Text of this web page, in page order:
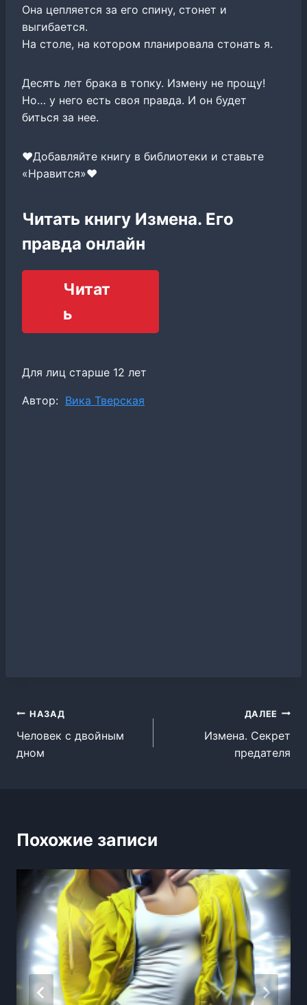
Она цепляется за его спину, стонет и
выгибается.
На столе, на котором планировала стонать я.
Десять лет брака в топку. Измену не прощу!
Но… у него есть своя правда. И он будет
биться за нее.
❤️Добавляйте книгу в библиотеки и ставьте
«Нравится»❤️
Читать книгу Измена. Его
правда онлайн
Читат
ь
Для лиц старше 12 лет
Метки
Автор: Вика Тверская
Навигация
по
НАЗАД
Человек с двойным
дном
ДАЛЕЕ
Измена. Секрет
предателя
Похожие записи